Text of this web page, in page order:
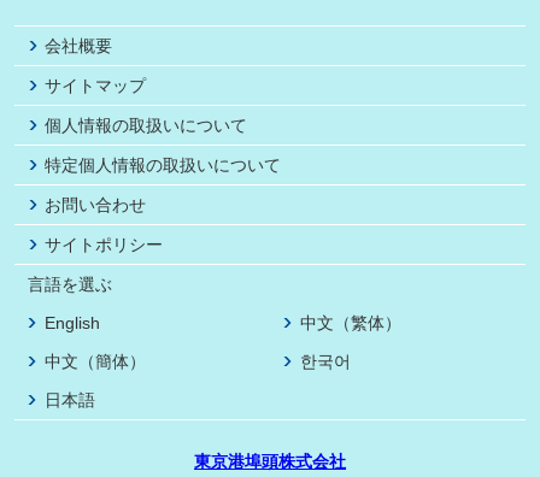
会社概要
サイトマップ
個人情報の取扱いについて
特定個人情報の取扱いについて
お問い合わせ
サイトポリシー
言語を選ぶ
English
中文（繁体）
中文（簡体）
한국어
日本語
東京港埠頭株式会社